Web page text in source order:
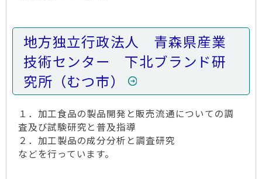
地方独立行政法人 青森県産業
技術センター 下北ブランド研
究所（むつ市）
１．加工食品の製品開発と販売流通についての調
査及び試験研究と普及指導
２．加工製品の成分分析と調査研究
などを行っています。